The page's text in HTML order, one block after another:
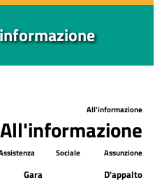
Sociale Assunzione
D'appalto